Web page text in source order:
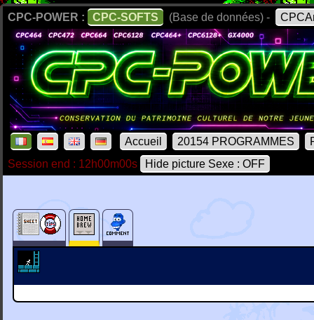
CPC-POWER : CPC-SOFTS (Base de données) -
Accueil 20154 PROGRAMMES
Session end : 12h00m00s
Hide picture Sexe : OFF